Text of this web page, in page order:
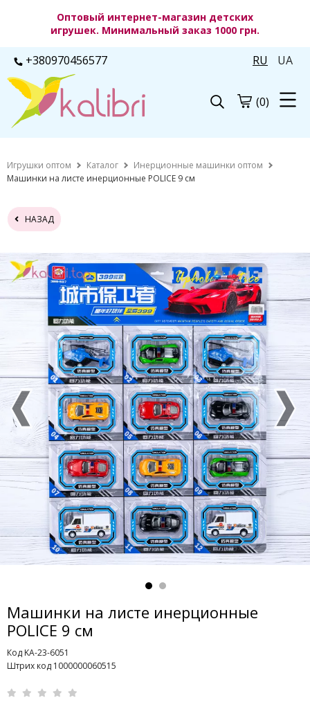
Оптовый интернет-магазин детских
игрушек. Минимальный заказ 1000 грн.
+380970456577 RU UA
(0)
Игрушки оптом Каталог
Инерционные машинки оптом
Машинки на листе инерционные POLICE 9 см
НАЗАД
Машинки на листе инерционные
POLICE 9 см
Код KA-23-6051
Штрих код 1000000060515